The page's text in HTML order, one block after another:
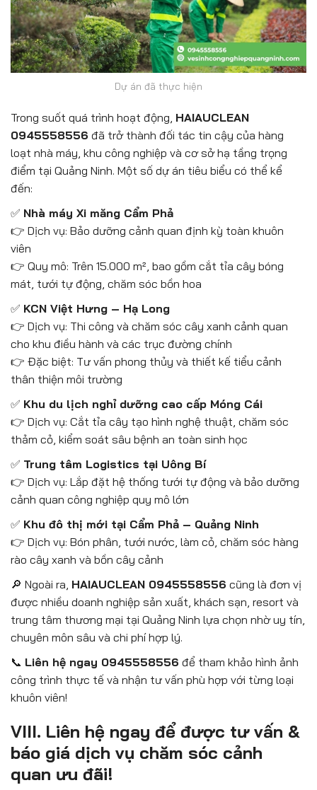
Dự án đã thực hiện
Trong suốt quá trình hoạt động, HAIAUCLEAN
0945558556 đã trở thành đối tác tin cậy của hàng
loạt nhà máy, khu công nghiệp và cơ sở hạ tầng trọng
điểm tại Quảng Ninh. Một số dự án tiêu biểu có thể kể
đến:
✅ Nhà máy Xi măng Cẩm Phả
👉 Dịch vụ: Bảo dưỡng cảnh quan định kỳ toàn khuôn
viên
👉 Quy mô: Trên 15.000 m², bao gồm cắt tỉa cây bóng
mát, tưới tự động, chăm sóc bồn hoa
✅ KCN Việt Hưng – Hạ Long
👉 Dịch vụ: Thi công và chăm sóc cây xanh cảnh quan
cho khu điều hành và các trục đường chính
👉 Đặc biệt: Tư vấn phong thủy và thiết kế tiểu cảnh
thân thiện môi trường
✅ Khu du lịch nghỉ dưỡng cao cấp Móng Cái
👉 Dịch vụ: Cắt tỉa cây tạo hình nghệ thuật, chăm sóc
thảm cỏ, kiểm soát sâu bệnh an toàn sinh học
✅ Trung tâm Logistics tại Uông Bí
👉 Dịch vụ: Lắp đặt hệ thống tưới tự động và bảo dưỡng
cảnh quan công nghiệp quy mô lớn
✅ Khu đô thị mới tại Cẩm Phả – Quảng Ninh
👉 Dịch vụ: Bón phân, tưới nước, làm cỏ, chăm sóc hàng
rào cây xanh và bồn cây cảnh
🔎 Ngoài ra, HAIAUCLEAN 0945558556 cũng là đơn vị
được nhiều doanh nghiệp sản xuất, khách sạn, resort và
trung tâm thương mại tại Quảng Ninh lựa chọn nhờ uy tín,
chuyên môn sâu và chi phí hợp lý.
📞 Liên hệ ngay 0945558556 để tham khảo hình ảnh
công trình thực tế và nhận tư vấn phù hợp với từng loại
khuôn viên!
VIII. Liên hệ ngay để được tư vấn &
báo giá dịch vụ chăm sóc cảnh
quan ưu đãi!